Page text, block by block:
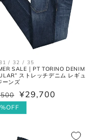
/ 32 / 35
SALE｜PT TORINO DENIM
ストレッチデニム レギュ
ーンズ
¥29,700
なテンションを
だ長さ×2。
ら股下の縫い目
点から、内側の